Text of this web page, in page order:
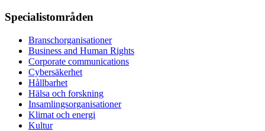
Specialistområden
Branschorganisationer
Business and Human Rights
Corporate communications
Cybersäkerhet
Hållbarhet
Hälsa och forskning
Insamlingsorganisationer
Klimat och energi
Kultur